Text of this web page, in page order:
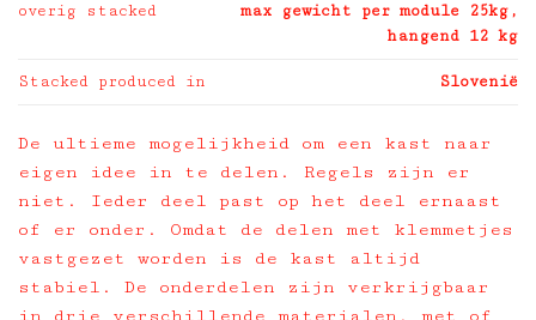
overig stacked
max gewicht per module 25kg,
hangend 12 kg
Stacked produced in Slovenië
De ultieme mogelijkheid om een kast naar
eigen idee in te delen. Regels zijn er
niet. Ieder deel past op het deel ernaast
of er onder. Omdat de delen met klemmetjes
vastgezet worden is de kast altijd
stabiel. De onderdelen zijn verkrijgbaar
in drie verschillende materialen, met of